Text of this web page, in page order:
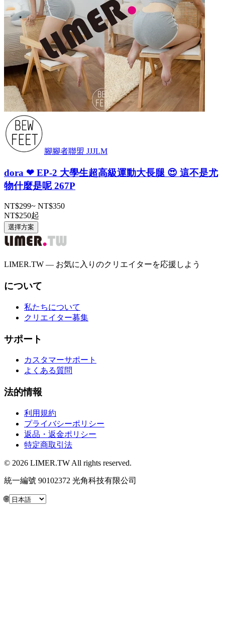
腳腳者聯盟 JJJLM
dora ❤ EP-2 大學生超高級運動大長腿 😍 這不是尤
物什麼是呢 267P
NT$299~ NT$350
NT$250起
選擇方案
LIMER.TW — お気に入りのクリエイターを応援しよう
について
私たちについて
クリエイター募集
サポート
カスタマーサポート
よくある質問
法的情報
利用規約
プライバシーポリシー
返品・返金ポリシー
特定商取引法
© 2026 LIMER.TW All rights reserved.
統一編號 90102372 光角科技有限公司
🌐